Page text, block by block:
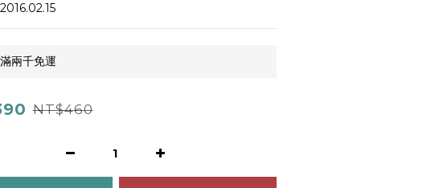
兩千免運
NT$460